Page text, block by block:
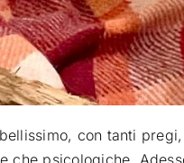
con tanti
che psicologiche.